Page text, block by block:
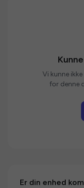
Vi kunne
for denne
Er din enhed